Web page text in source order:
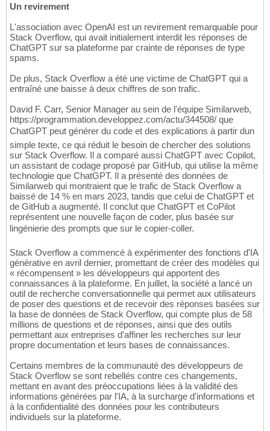
Un revirement
L'association avec OpenAI est un revirement remarquable pour
Stack Overflow, qui avait initialement interdit les réponses de
ChatGPT sur sa plateforme par crainte de réponses de type
spams.
De plus, Stack Overflow a été une victime de ChatGPT qui a
entraîné une baisse à deux chiffres de son trafic.
David F. Carr, Senior Manager au sein de l'équipe Similarweb,
https://programmation.developpez.com/actu/344508/ que
ChatGPT peut générer du code et des explications à partir dun
simple texte, ce qui réduit le besoin de chercher des solutions
sur Stack Overflow. Il a comparé aussi ChatGPT avec Copilot,
un assistant de codage proposé par GitHub, qui utilise la même
technologie que ChatGPT. Il a présenté des données de
Similarweb qui montraient que le trafic de Stack Overflow a
baissé de 14 % en mars 2023, tandis que celui de ChatGPT et
de GitHub a augmenté. Il conclut que ChatGPT et CoPilot
représentent une nouvelle façon de coder, plus basée sur
lingénierie des prompts que sur le copier-coller.
Stack Overflow a commencé à expérimenter des fonctions d'IA
générative en avril dernier, promettant de créer des modèles qui
« récompensent » les développeurs qui apportent des
connaissances à la plateforme. En juillet, la société a lancé un
outil de recherche conversationnelle qui permet aux utilisateurs
de poser des questions et de recevoir des réponses basées sur
la base de données de Stack Overflow, qui compte plus de 58
millions de questions et de réponses, ainsi que des outils
permettant aux entreprises d'affiner les recherches sur leur
propre documentation et leurs bases de connaissances.
Certains membres de la communauté des développeurs de
Stack Overflow se sont rebellés contre ces changements,
mettant en avant des préoccupations liées à la validité des
informations générées par l'IA, à la surcharge d'informations et
à la confidentialité des données pour les contributeurs
individuels sur la plateforme.